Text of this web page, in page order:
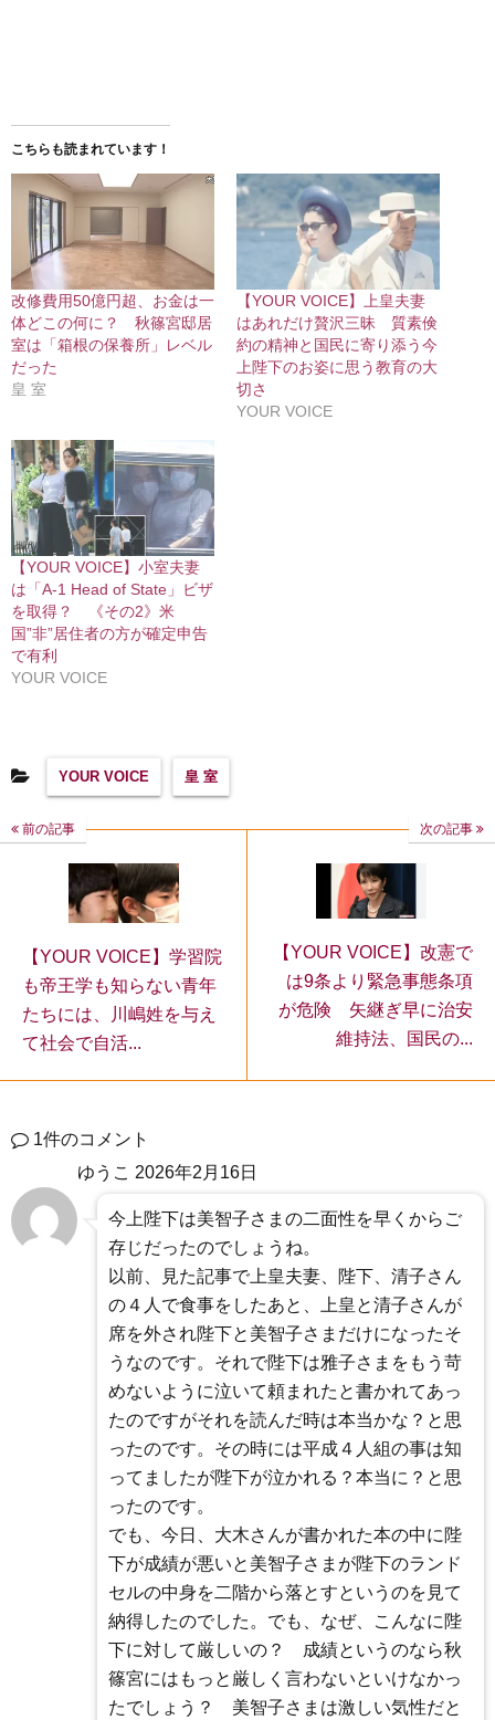
こちらも読まれています！
改修費用50億円超、お金は一
体どこの何に？ 秋篠宮邸居
室は「箱根の保養所」レベル
だった
皇 室
【YOUR VOICE】上皇夫妻
はあれだけ贅沢三昧 質素倹
約の精神と国民に寄り添う今
上陛下のお姿に思う教育の大
切さ
YOUR VOICE
【YOUR VOICE】小室夫妻
は「A-1 Head of State」ビザ
を取得？ 《その2》米
国”非”居住者の方が確定申告
で有利
YOUR VOICE
YOUR VOICE 皇 室
前の記事
【YOUR VOICE】学習院
も帝王学も知らない青年
たちには、川嶋姓を与え
て社会で自活...
次の記事
【YOUR VOICE】改憲で
は9条より緊急事態条項
が危険 矢継ぎ早に治安
維持法、国民の...
1件のコメント
ゆうこ 2026年2月16日
今上陛下は美智子さまの二面性を早くからご
存じだったのでしょうね。
以前、見た記事で上皇夫妻、陛下、清子さん
の４人で食事をしたあと、上皇と清子さんが
席を外され陛下と美智子さまだけになったそ
うなのです。それで陛下は雅子さまをもう苛
めないように泣いて頼まれたと書かれてあっ
たのですがそれを読んだ時は本当かな？と思
ったのです。その時には平成４人組の事は知
ってましたが陛下が泣かれる？本当に？と思
ったのです。
でも、今日、大木さんが書かれた本の中に陛
下が成績が悪いと美智子さまが陛下のランド
セルの中身を二階から落とすというのを見て
納得したのでした。でも、なぜ、こんなに陛
下に対して厳しいの？ 成績というのなら秋
篠宮にはもっと厳しく言わないといけなかっ
たでしょう？ 美智子さまは激しい気性だと